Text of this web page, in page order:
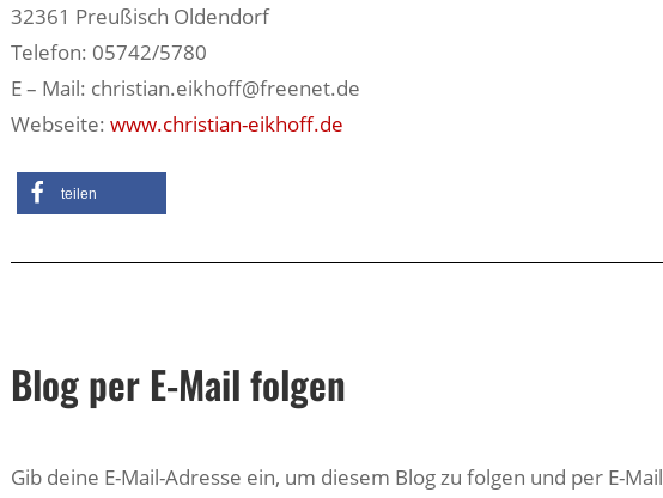
32361 Preußisch Oldendorf
Telefon: 05742/5780
E – Mail: christian.eikhoff@freenet.de
Webseite:www.christian-eikhoff.de
teilen
Blog per E-Mail folgen
Gib deine E-Mail-Adresse ein, um diesem Blog zu folgen und per E-Mail